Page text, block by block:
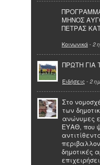
ΜΗΝΟΣ
ΠΕΤΡΑΣ
Κοινωνικά- 2
ΠΡΩΤΗ ΓΙΑ
Ειδήσεις - 2
Στο
των
ανώνυμες
ΕΥΑΘ, που
δημοτικές